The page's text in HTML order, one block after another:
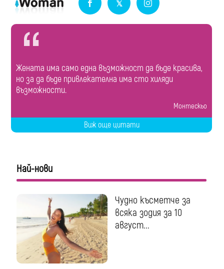
Жената има само една възможност да бъде красива,
но за да бъде привлекателна има сто хиляди
възможности.
Монтескьо
Виж още цитати
Най-нови
Чудно късметче за
всяка зодия за 10
август...